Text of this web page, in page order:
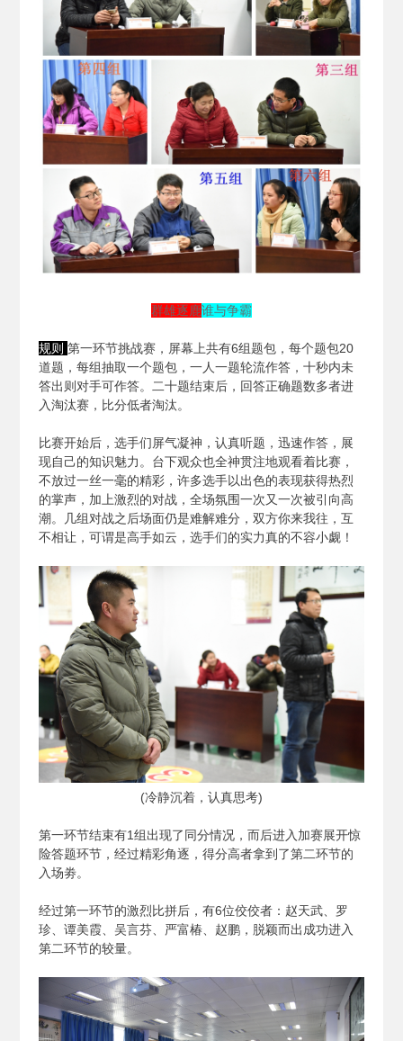
群雄逐鹿谁与争霸
规则 第一环节挑战赛，屏幕上共有6组题包，每个题包20
道题，每组抽取一个题包，一人一题轮流作答，十秒内未
答出则对手可作答。二十题结束后，回答正确题数多者进
入淘汰赛，比分低者淘汰。
比赛开始后，选手们屏气凝神，认真听题，迅速作答，展
现自己的知识魅力。台下观众也全神贯注地观看着比赛，
不放过一丝一毫的精彩，许多选手以出色的表现获得热烈
的掌声，加上激烈的对战，全场氛围一次又一次被引向高
潮。几组对战之后场面仍是难解难分，双方你来我往，互
不相让，可谓是高手如云，选手们的实力真的不容小觑！
(冷静沉着，认真思考)
第一环节结束有1组出现了同分情况，而后进入加赛展开惊
险答题环节，经过精彩角逐，得分高者拿到了第二环节的
入场劵。
经过第一环节的激烈比拼后，有6位佼佼者：赵天武、罗
珍、谭美霞、吴言芬、严富椿、赵鹏，脱颖而出成功进入
第二环节的较量。